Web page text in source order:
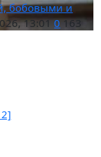
бобовыми и
13:010 163